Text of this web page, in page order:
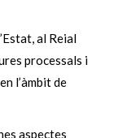
al Reial
processals i
l’àmbit de
aspectes